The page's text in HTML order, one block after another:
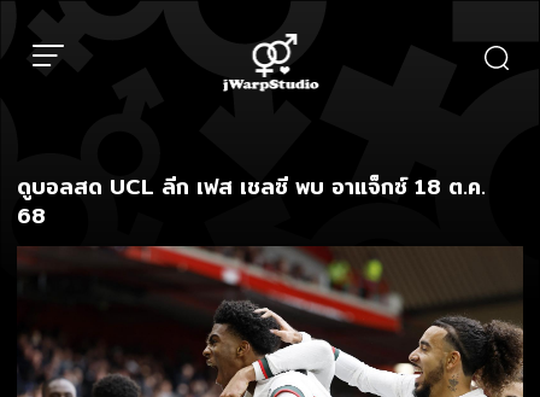
Skip
to
content
ดูบอลสด UCL ลีก เฟส เชลซี พบ อาแจ็กซ์ 18 ต.ค.
68